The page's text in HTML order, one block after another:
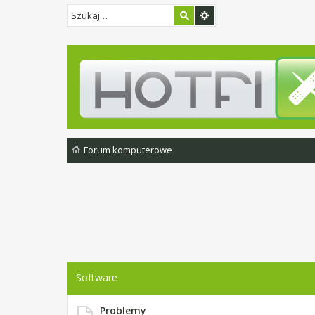
Forum komputerowe
Software
Problemy